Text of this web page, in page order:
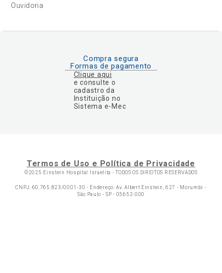
Ouvidoria
Compra segura
Formas de pagamento
Clique aqui
e consulte o
cadastro da
Instituição no
Sistema e-Mec
Termos de Uso e Política de Privacidade
©2025 Einstein Hospital Israelita -TODOS OS DIREITOS RESERVADOS
CNPJ: 60.765.823/0001-30 - Endereço: Av. Albert Einstein, 627 - Morumbi -
São Paulo - SP - 05652-000